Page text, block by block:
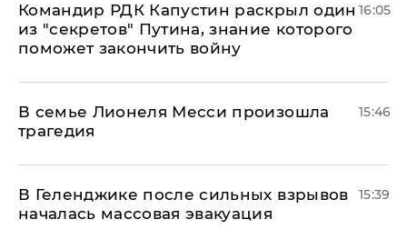
Командир РДК Капустин раскрыл один
из "секретов" Путина, знание которого
поможет закончить войну
16:05
В семье Лионеля Месси произошла
трагедия
15:46
В Геленджике после сильных взрывов
началась массовая эвакуация
15:39